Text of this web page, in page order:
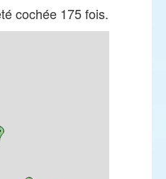
cochée 175 fois.